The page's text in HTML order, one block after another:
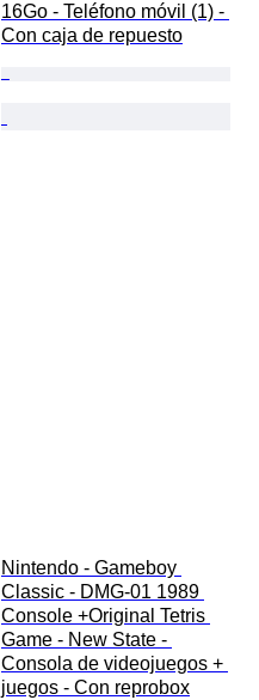
16Go - Teléfono móvil (1) -
Con caja de repuesto
Nintendo - Gameboy
Classic - DMG-01 1989
Console +Original Tetris
Game - New State -
Consola de videojuegos +
juegos - Con reprobox